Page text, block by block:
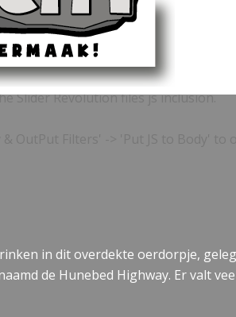
Slider Revolution files js inclusion.
in dit overdekte oerdorpje,
de Hunebed Highway. Er valt